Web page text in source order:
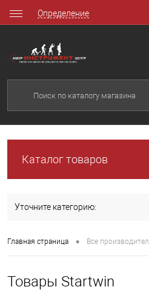
Определение
Каталог товаров
Уточните категорию:
Главная страница • Все
Товары Startwin